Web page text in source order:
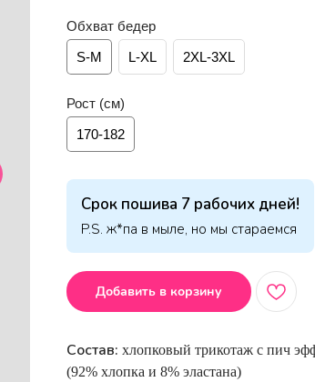
Обхват бедер
S-M
L-XL 2XL-3XL
Рост (см)
170-182
Срок пошива 7 рабочих дней!
P.S. ж*па в мыле, но мы стараемся
Добавить в корзину
Состав: хлопковый трикотаж с пич
(92% хлопка и 8% эластана)